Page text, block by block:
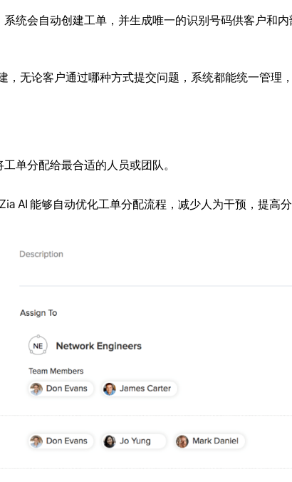
统会自动创建工单，并生成唯一的识别号码供客户和内
，无论客户通过哪种方式提交问题，系统都能统一管理
单分配给最合适的人员或团队。
AI 能够自动优化工单分配流程，减少人为干预，提高